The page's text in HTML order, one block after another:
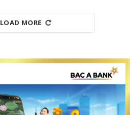
LOAD MORE